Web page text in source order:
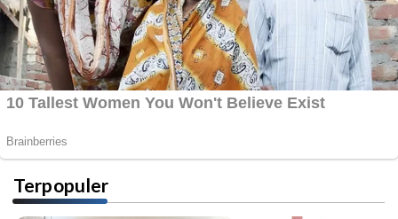
Terpopuler